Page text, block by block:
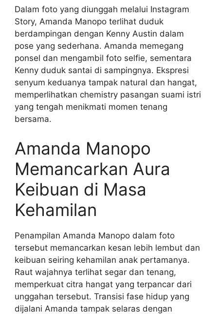
Dalam foto yang diunggah melalui Instagram
Story, Amanda Manopo terlihat duduk
berdampingan dengan Kenny Austin dalam
pose yang sederhana. Amanda memegang
ponsel dan mengambil foto selfie, sementara
Kenny duduk santai di sampingnya. Ekspresi
senyum keduanya tampak natural dan hangat,
memperlihatkan chemistry pasangan suami istri
yang tengah menikmati momen tenang
bersama.
Amanda Manopo
Memancarkan Aura
Keibuan di Masa
Kehamilan
Penampilan Amanda Manopo dalam foto
tersebut memancarkan kesan lebih lembut dan
keibuan seiring kehamilan anak pertamanya.
Raut wajahnya terlihat segar dan tenang,
memperkuat citra hangat yang terpancar dari
unggahan tersebut. Transisi fase hidup yang
dijalani Amanda tampak selaras dengan